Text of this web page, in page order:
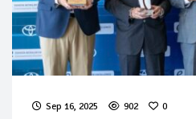
Sep 16, 2025 902 0